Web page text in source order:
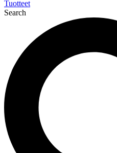
Tuotteet
Search